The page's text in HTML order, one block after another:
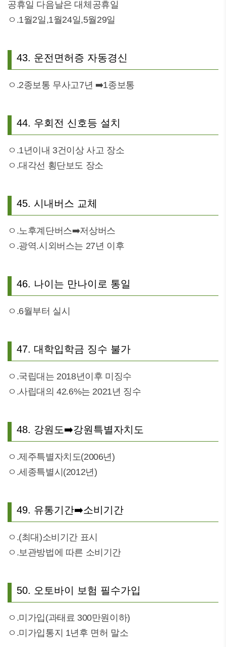
공휴일 다음날은 대체공휴일
ㅇ.1월2일,1월24일,5월29일
43. 운전면허증 자동경신
ㅇ.2종보통 무사고7년 ➡️1종보통
44. 우회전 신호등 설치
ㅇ.1년이내 3건이상 사고 장소
ㅇ.대각선 횡단보도 장소
45. 시내버스 교체
ㅇ.노후계단버스➡️저상버스
ㅇ.광역.시외버스는 27년 이후
46. 나이는 만나이로 통일
ㅇ.6월부터 실시
47. 대학입학금 징수 불가
ㅇ.국립대는 2018년이후 미징수
ㅇ.사립대의 42.6%는 2021년 징수
48. 강원도➡️강원특별자치도
ㅇ.제주특별자치도(2006년)
ㅇ.세종특별시(2012년)
49. 유통기간➡️소비기간
ㅇ.(최대)소비기간 표시
ㅇ.보관방법에 따른 소비기간
50. 오토바이 보험 필수가입
ㅇ.미가입(과태료 300만원이하)
ㅇ.미가입통지 1년후 면허 말소